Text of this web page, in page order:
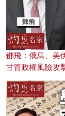
鄧飛：俄烏、美
甘冒政權風險攻